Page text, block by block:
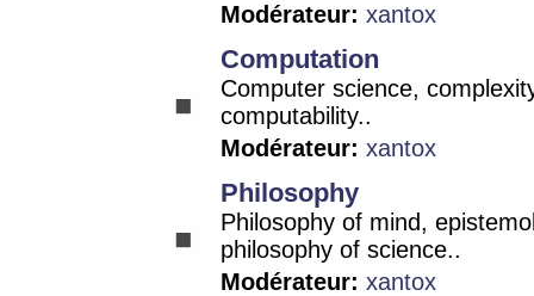
Modérateur: xantox
Computation
Computer science,
computability..
Modérateur: xantox
Philosophy
Philosophy of mind,
philosophy of science..
Modérateur: xantox